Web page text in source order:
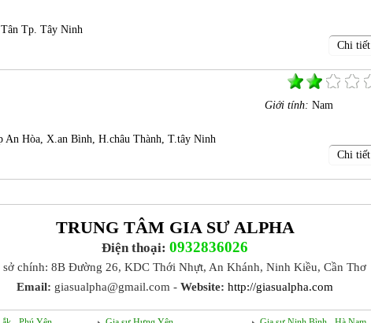
Tp. Tây Ninh
Chi tiết
Hòa, X.an Bình, H.châu Thành, T.tây Ninh
Giới tính: Nam
Chi tiết
TRUNG TÂM GIA SƯ ALPHA
Điện thoại: 0932836026
sở chính: 8B Đường 26, KDC Thới Nhựt, An Khánh, Ninh Kiều, Cần Thơ
Email: giasualpha@gmail.com - Website: http://giasualpha.com